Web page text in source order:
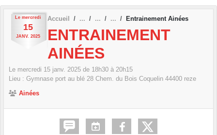
Le mercredi
15
JANV. 2025
Accueil Entrainement Ainées
ENTRAINEMENT
AINÉES
Le mercredi 15 janv. 2025 de 18h30 à 20h15
Lieu : Gymnase port au blé 28 Chem. du Bois Coquelin 44400 reze
Ainées